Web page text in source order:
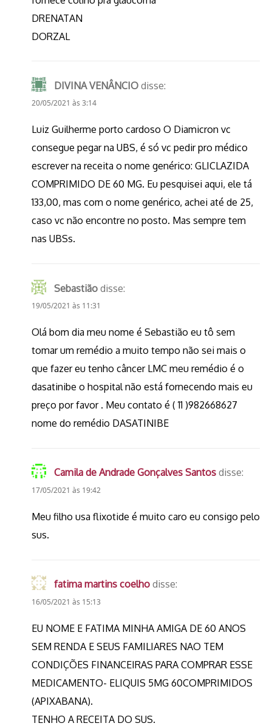
DRENATAN
DORZAL
DIVINA VENÂNCIO disse:
20/05/2021 às 3:14
Luiz Guilherme porto cardoso O Diamicron vc
consegue pegar na UBS, é só vc pedir pro médico
escrever na receita o nome genérico: GLICLAZIDA
COMPRIMIDO DE 60 MG. Eu pesquisei aqui, ele tá
133,00, mas com o nome genérico, achei até de 25,
caso vc não encontre no posto. Mas sempre tem
nas UBSs.
Sebastião disse:
19/05/2021 às 11:31
Olá bom dia meu nome é Sebastião eu tô sem
tomar um remédio a muito tempo não sei mais o
que fazer eu tenho câncer LMC meu remédio é o
dasatinibe o hospital não está fornecendo mais eu
preço por favor . Meu contato é ( 11 )982668627
nome do remédio DASATINIBE
Camila de Andrade Gonçalves Santos disse:
17/05/2021 às 19:42
Meu filho usa flixotide é muito caro eu consigo pelo
sus.
fatima martins coelho disse:
16/05/2021 às 15:13
EU NOME E FATIMA MINHA AMIGA DE 60 ANOS
SEM RENDA E SEUS FAMILIARES NAO TEM
CONDIÇÕES FINANCEIRAS PARA COMPRAR ESSE
MEDICAMENTO- ELIQUIS 5MG 60COMPRIMIDOS
(APIXABANA).
TENHO A RECEITA DO SUS.